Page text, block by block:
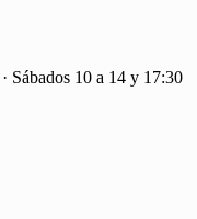
Sábados 10 a 14 y 17:30